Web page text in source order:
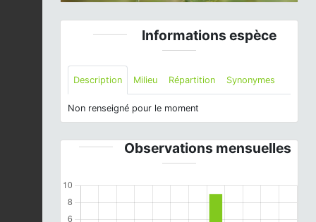
Informations espèce
Description Milieu Répartition Synonymes
Non renseigné pour le moment
Observations mensuelles